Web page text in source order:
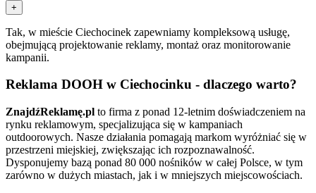
+
Tak, w mieście Ciechocinek zapewniamy kompleksową usługę,
obejmującą projektowanie reklamy, montaż oraz monitorowanie
kampanii.
Reklama DOOH w Ciechocinku - dlaczego warto?
ZnajdźReklamę.pl to firma z ponad 12-letnim doświadczeniem na
rynku reklamowym, specjalizująca się w kampaniach
outdoorowych. Nasze działania pomagają markom wyróżniać się w
przestrzeni miejskiej, zwiększając ich rozpoznawalność.
Dysponujemy bazą ponad 80 000 nośników w całej Polsce, w tym
zarówno w dużych miastach, jak i w mniejszych miejscowościach.